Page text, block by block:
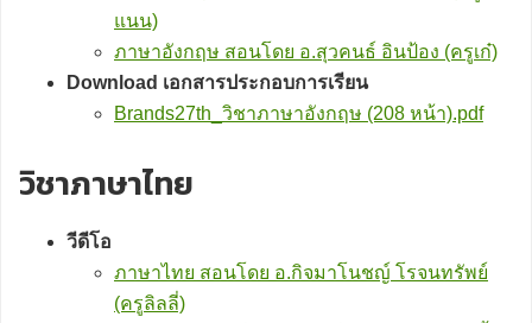
แนน)
ภาษาอังกฤษ สอนโดย อ.สุวคนธ์ อินป้อง (ครูเก๋)
Download เอกสารประกอบการเรียน
Brands27th_วิชาภาษาอังกฤษ (208 หน้า).pdf
วิชาภาษาไทย
วีดีโอ
ภาษาไทย สอนโดย อ.กิจมาโนชญ์ โรจนทรัพย์
(ครูลิลลี่)